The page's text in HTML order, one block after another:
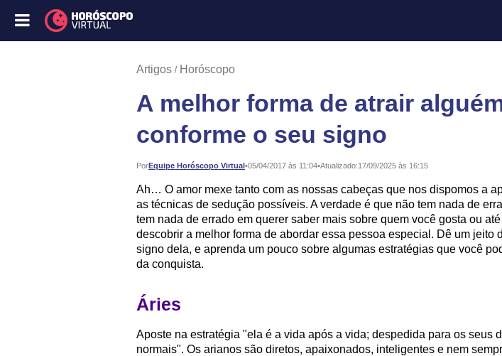
Artigos Horóscopo
A melhor forma de atrair
conforme o seu signo
PorEquipe Horóscopo Virtual•
Publicado: 05/04/2017 às 11:04•Atualizado:17/09/2025 às 16:15
Ah… O amor mexe tanto com as nossas cabeças que nos dispomos a
as técnicas de sedução possíveis. A verdade é que não tem nada de
tem nada de errado em querer saber mais sobre quem você gosta ou
descobrir a melhor forma de abordar essa pessoa especial. Dê um jeito
signo dela, e aprenda um pouco sobre algumas estratégias que você
da conquista.
Áries
Aposte na estratégia "ela é a vida após a vida; despedida para os seus
normais". Os arianos são diretos, apaixonados, inteligentes e nem